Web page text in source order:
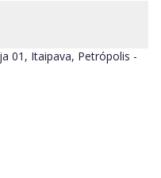
01, Itaipava, Petrópolis -